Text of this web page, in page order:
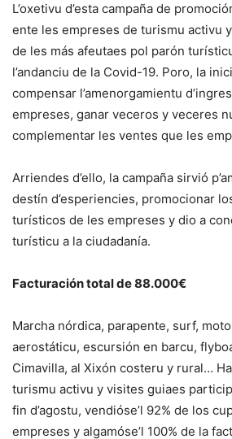
L’oxetivu d’esta campaña de
ente les empreses de turismu activu
de les más afeutaes pol parón
l’andanciu de la Covid-19. Poro, la
compensar l’amenorgamientu
empreses, ganar veceros y veceres
complementar les ventes que les
Arriendes d’ello, la campaña sirvió
destín d’esperiencies, promocionar
turísticos de les empreses y dio a
turísticu a la ciudadanía.
Facturación total de 88.000€
Marcha nórdica, parapente, surf, moto
aerostáticu, escursión en barcu,
Cimavilla, al Xixón costeru y rural…
turismu activu y visites guiaes
fin d’agostu, vendióse’l 92% de los
empreses y algamóse’l 100% de la